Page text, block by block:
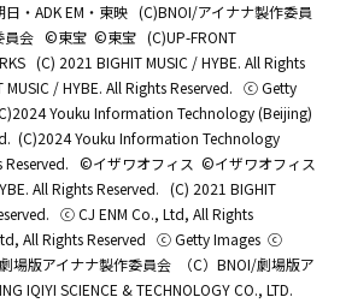
・ADK EM・東映 (C)BNOI/アイナナ製作委員
員会 ©東宝 ©東宝 (C)UP-FRONT
(C) 2021 BIGHIT MUSIC / HYBE. All Rights
/ HYBE. All Rights Reserved. ⓒ Getty
Youku Information Technology (Beijing)
(C)2024 Youku Information Technology
©イザワオフィス ©イザワオフィス
All Rights Reserved. (C) 2021 BIGHIT
ⓒ CJ ENM Co., Ltd, All Rights
All Rights Reserved ⓒ Getty Images ⓒ
劇場版アイナナ製作委員会
（C）BNOI/劇場版ア
IQIYI SCIENCE & TECHNOLOGY CO., LTD.